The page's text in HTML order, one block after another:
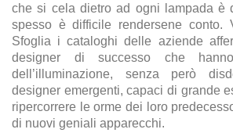
che si cela dietro ad ogni lampada è
spesso è difficile rendersene conto.
Sfoglia i cataloghi delle aziende
designer di successo che
dell’illuminazione, senza però
designer emergenti, capaci di grande
ripercorrere le orme dei loro
di nuovi geniali apparecchi.